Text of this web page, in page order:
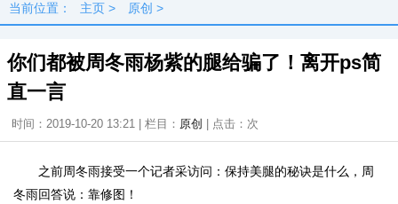
当前位置： 主页 > 原创 >
你们都被周冬雨杨紫的腿给骗了！离开ps简
直一言
时间：2019-10-20 13:21 | 栏目： 原创 | 点击： 次
之前周冬雨接受一个记者采访问：保持美腿的秘诀是什么，周
冬雨回答说：靠修图！